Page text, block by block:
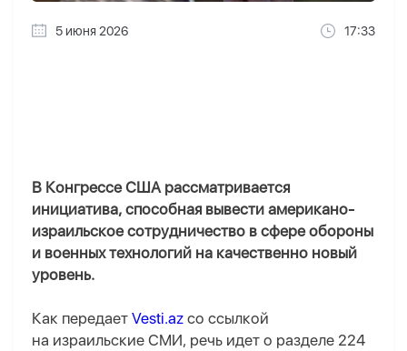
5 июня 2026 17:33
В Конгрессе США рассматривается
инициатива, способная вывести американо-
израильское сотрудничество в сфере обороны
и военных технологий на качественно новый
уровень.
Как передает Vesti.az со ссылкой
на израильские СМИ, речь идет о разделе 224